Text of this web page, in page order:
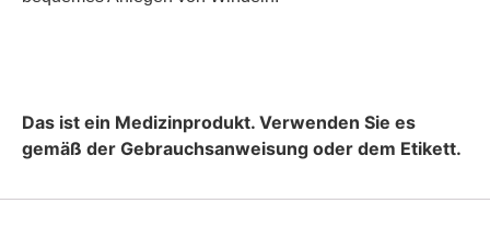
Das ist ein Medizinprodukt. Verwenden Sie es
gemäß der Gebrauchsanweisung oder dem Etikett.